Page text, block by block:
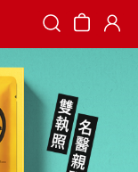
Search